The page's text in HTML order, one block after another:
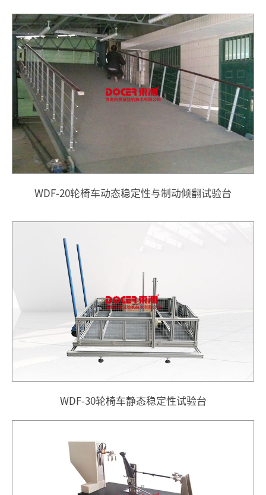
WDF-20轮椅车动态稳定性与制动倾翻试验台
WDF-30轮椅车静态稳定性试验台